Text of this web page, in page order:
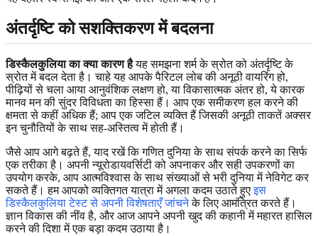
अंतर्दृष्टि को सशक्तिकरण में बदलना
डिस्कैलकुलिया का क्या कारण हैयह समझना शर्म के स्रोत को अंतर्दृष्टि के
स्रोत में बदल देता है। चाहे यह आपके पैरिटल लोब की अनूठी वायरिंग हो,
पीढ़ियों से चला आया आनुवंशिक लक्षण हो, या विकासात्मक अंतर हो, ये कारक
मानव मन की सुंदर विविधता का हिस्सा हैं। आप एक समीकरण हल करने की
क्षमता से कहीं अधिक हैं; आप एक जटिल व्यक्ति हैं जिसकी अनूठी ताकतें अक्सर
इन चुनौतियों के साथ सह-अस्तित्व में होती हैं।
जैसे आप आगे बढ़ते हैं, याद रखें कि गणित दुनिया के साथ संपर्क करने का सिर्फ
एक तरीका है। अपनी न्यूरोडायवर्सिटी को अपनाकर और सही उपकरणों का
उपयोग करके, आप आत्मविश्वास के साथ संख्याओं से भरी दुनिया में नेविगेट कर
सकते हैं। हम आपको व्यक्तिगत यात्रा में अगला कदम उठाते हुएइस
डिस्कैलकुलिया टेस्ट से अपनी विशेषताएँ जांचनेके लिए आमंत्रित करते हैं।
ज्ञान विकास की नींव है, और आज आपने अपनी खुद की कहानी में महारत हासिल
करने की दिशा में एक बड़ा कदम उठाया है।